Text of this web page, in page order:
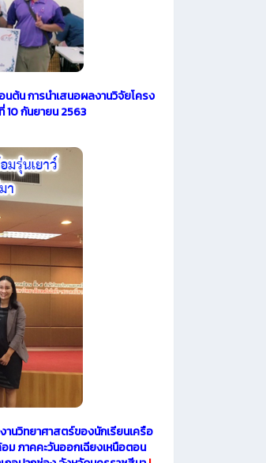
ต้น การนำเสนอผลงานวิจัยโครง
10 กันยายน 2563
านวิทยาศาสตร์ของนักเรียนเครือ
ม ภาคคะวันออกเฉียงเหนือตอน